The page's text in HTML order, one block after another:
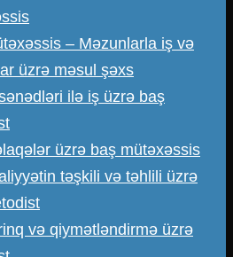
– Məzunlarla iş və
üzrə məsul şəxs
ilə iş üzrə baş
üzrə baş mütəxəssis
təşkili və təhlili üzrə
və qiymətləndirmə üzrə